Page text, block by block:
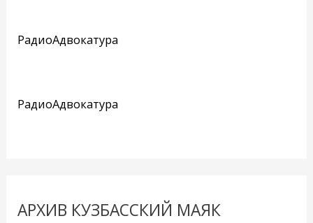
РадиоАдвокатура
РадиоАдвокатура
АРХИВ КУЗБАССКИЙ МАЯК